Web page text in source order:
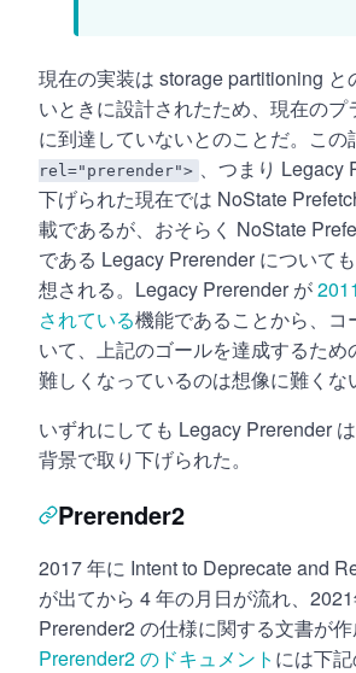
現在の実装は storage partitioning と
いときに設計されたため、現在の
に到達していないとのことだ。この
rel="prerender"> 、つまり Legacy
下げられた現在では NoState
載であるが、おそらく NoState
である Legacy Prerender について
想される。Legacy Prerender が
されている機能であることから、コ
いて、上記のゴールを達成するた
難しくなっているのは想像に難くな
いずれにしても Legacy Prerender
背景で取り下げられた。
Prerender2
2017 年に Intent to Deprecate and
が出てから 4 年の月日が流れ、
Prerender2 の仕様に関する文書が作
Prerender2 のドキュメント には下記